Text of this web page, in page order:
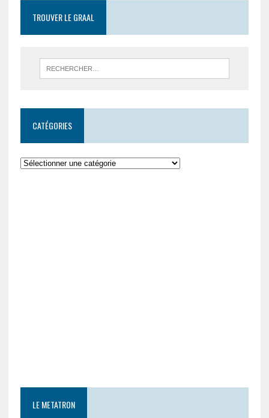
TROUVER LE GRAAL
CATÉGORIES
LE METATRON